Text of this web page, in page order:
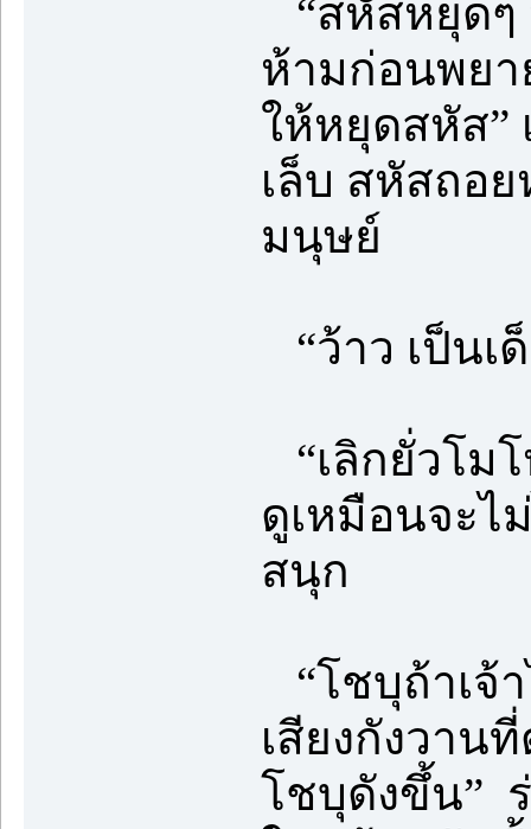
“สหัสหยุดๆ
ห้ามก่อนพย
ให้หยุดสหัส”
เล็บ สหัสถอ
มนุษย์
“ว้าว เป็นเ
“เลิกยั่วโม
ดูเหมือนจะไ
สนุก
“โชบุถ้าเจ้
เสียงกังวาน
โชบุดังขึ้น”